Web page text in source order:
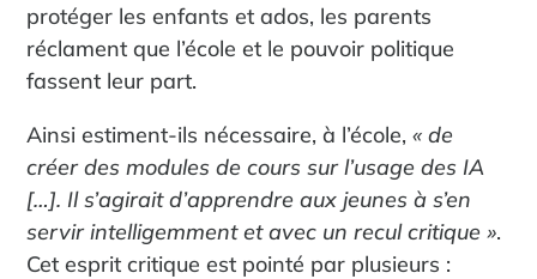
protéger les enfants et ados, les parents
réclament que l’école et le pouvoir politique
fassent leur part.
Ainsi estiment-ils nécessaire, à l’école,« de
créer des modules de cours sur l’usage des IA
[…]. Il s’agirait d’apprendre aux jeunes à s’en
servir intelligemment et avec un recul critique ».
Cet esprit critique est pointé par plusieurs :